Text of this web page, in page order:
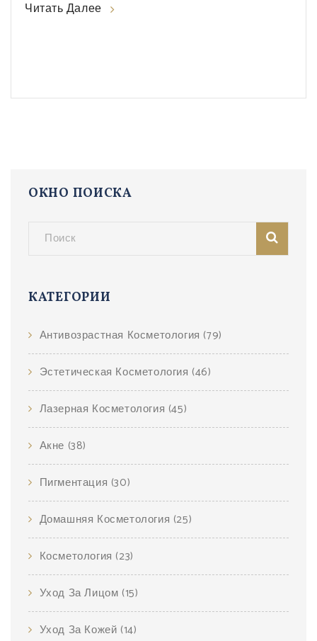
печенью, и как с этим бороться.
Читать Далее
ОКНО ПОИСКА
КАТЕГОРИИ
Антивозрастная Косметология (79)
Эстетическая Косметология (46)
Лазерная Косметология (45)
Акне (38)
Пигментация (30)
Домашняя Косметология (25)
Косметология (23)
Уход За Лицом (15)
Уход За Кожей (14)